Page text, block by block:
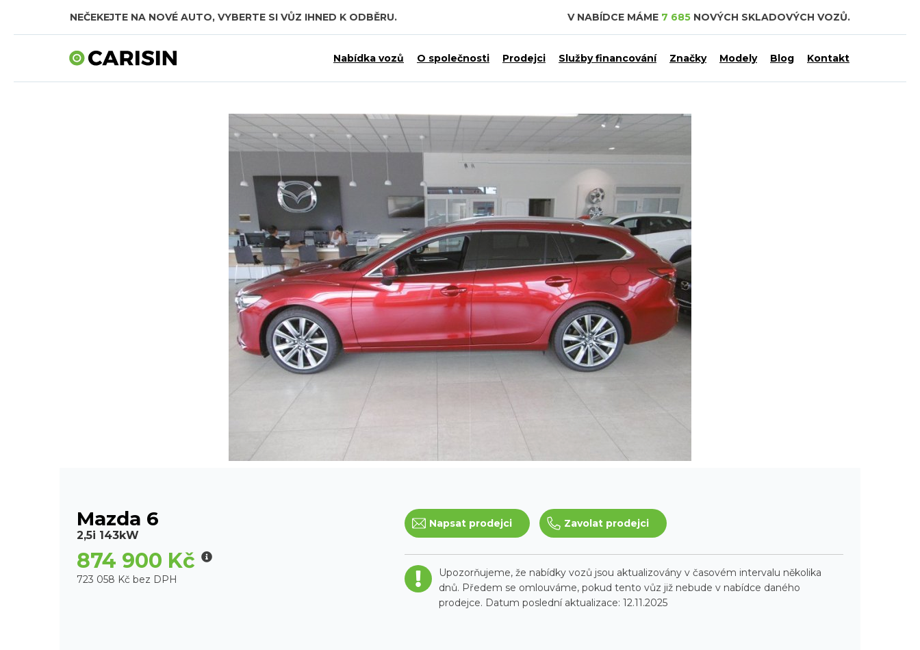
NEČEKEJTE NA NOVÉ AUTO, VYBERTE SI VŮZ IHNED K ODBĚRU. V NABÍDCE MÁME 7 685 NOVÝCH SKLADOVÝCH VOZŮ.
Nabídka vozů O společnosti Prodejci Služby financování Značky Modely Blog Kontakt
Mazda 6
2,5i 143kW
874 900 Kč
723 058 Kč bez DPH
Napsat prodejci Zavolat prodejci
Upozorňujeme, že nabídky vozů jsou aktualizovány v časovém intervalu několika
dnů. Předem se omlouváme, pokud tento vůz již nebude v nabídce daného
prodejce. Datum poslední aktualizace: 12.11.2025